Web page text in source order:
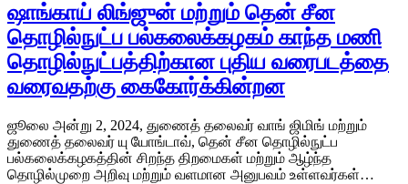
ஷாங்காய் லிங்ஜுன் மற்றும் தென் சீன
தொழில்நுட்ப பல்கலைக்கழகம் காந்த மணி
தொழில்நுட்பத்திற்கான புதிய வரைபடத்தை
வரைவதற்கு கைகோர்க்கின்றன
ஜூலை அன்று 2, 2024, துணைத் தலைவர் வாங் ஜிமிங் மற்றும்
துணைத் தலைவர் யு யோங்டாவ், தென் சீன தொழில்நுட்ப
பல்கலைக்கழகத்தின் சிறந்த திறமைகள் மற்றும் ஆழ்ந்த
தொழில்முறை அறிவு மற்றும் வளமான அனுபவம் உள்ளவர்கள்…